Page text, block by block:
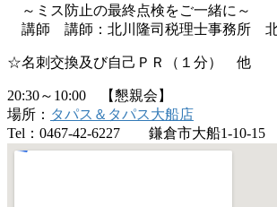
～ミス防止の最終点検をご一緒に～
講師 講師：北川隆司税理士事務所
☆名刺交換及び自己ＰＲ（１分） 他
20:30～10:00 【懇親会】
場所： タパス＆タパス大船店
Tel：0467-42-6227 鎌倉市大船1-10-